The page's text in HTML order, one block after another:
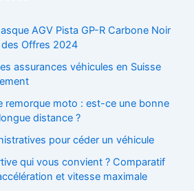
AGV Pista GP-R Carbone Noir
Offres 2024
assurances véhicules en Suisse
remorque moto : est-ce une bonne
distance ?
pour céder un véhicule
qui vous convient ? Comparatif
et vitesse maximale